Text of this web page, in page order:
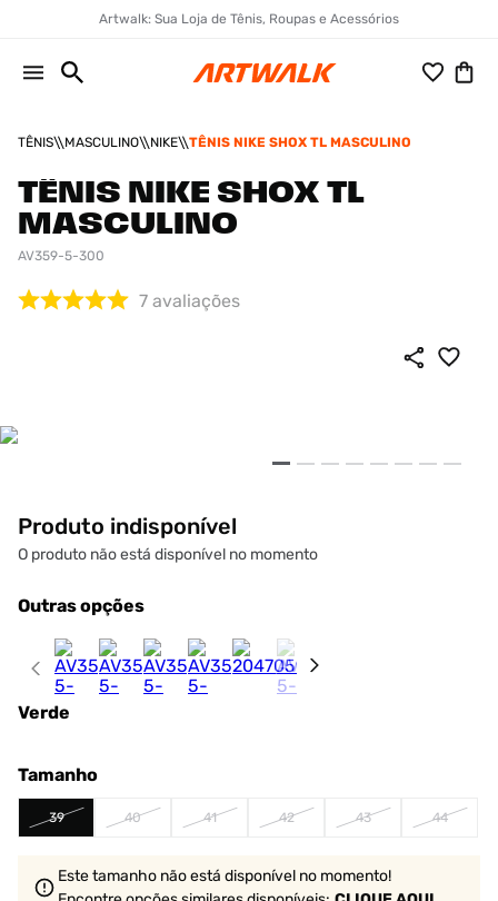
Artwalk: Sua Loja de Tênis, Roupas e Acessórios
TÊNIS MASCULINO NIKE TÊNIS NIKE SHOX TL MASCULINO
TÊNIS NIKE SHOX TL
MASCULINO
AV359-5-300
7 avaliações
Produto indisponível
O produto não está disponível no momento
Outras opções
Verde
Tamanho
39 40 41 42 43 44
Este tamanho não está disponível no momento!